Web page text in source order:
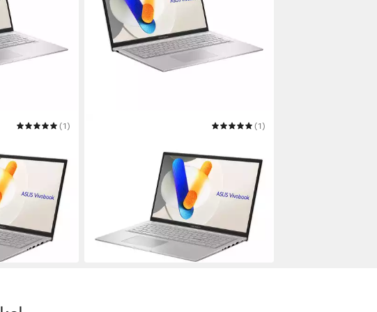
(1)
beleuchtete Tastatur, Notebook
Bildschirmdiagonale
Prozessor
Arbeitsspeicher
(1)
UVP
999,00 €
mtl. in 48 Raten
-20%
in 2-3 Werktagen bei dir